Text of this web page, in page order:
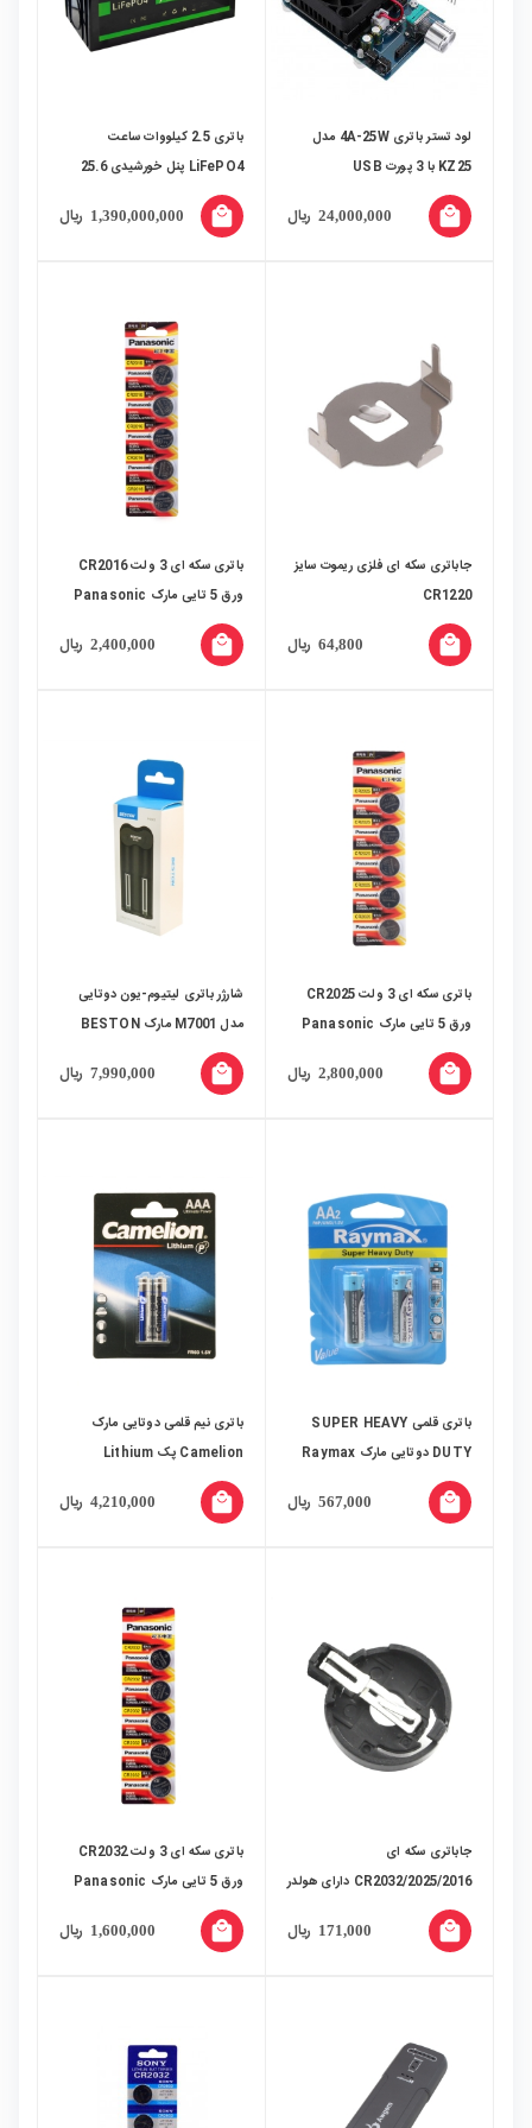
لود تستر باتری 4A-25W مدل
KZ25 با 3 پورت USB
24,000,000 ریال local_mall
باتری 2.5 کیلووات ساعت
LiFePO4 پنل خورشیدی 25.6
SUNWAYTECH
1,390,000,000 ریال local_mall
جاباتری سکه ای فلزی ریموت سایز
CR1220
64,800 ریال local_mall
باتری سکه ای 3 ولت CR2016
ورق 5 تایی مارک Panasonic
2,400,000 ریال local_mall
باتری سکه ای 3 ولت CR2025
ورق 5 تایی مارک Panasonic
2,800,000 ریال local_mall
شارژر باتری لیتیوم-یون دوتایی
مدل M7001 مارک BESTON
7,990,000 ریال local_mall
باتری قلمی SUPER HEAVY
DUTY دوتایی مارک Raymax
567,000 ریال local_mall
باتری نیم قلمی دوتایی مارک
Camelion پک Lithium
4,210,000 ریال local_mall
جاباتری سکه ای
2025/2016/CR2032 دارای هولدر
171,000 ریال local_mall
باتری سکه ای 3 ولت CR2032
ورق 5 تایی مارک Panasonic
1,600,000 ریال local_mall